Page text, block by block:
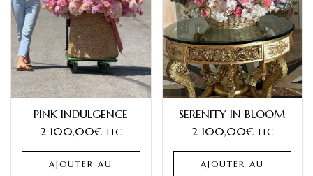
PINK INDULGENCE
2 100,00€ TTC
AJOUTER AU
SERENITY IN BLOOM
2 100,00€ TTC
AJOUTER AU